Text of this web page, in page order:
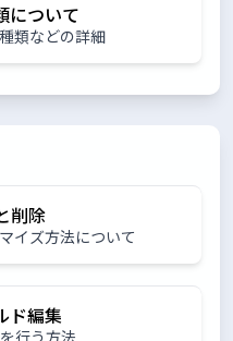
について
類などの詳細
削除
イズ方法について
ド編集
行う方法